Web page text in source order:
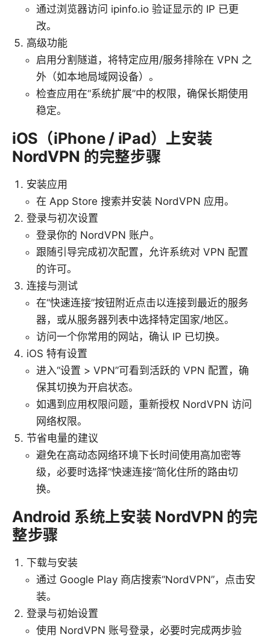
通过浏览器访问 ipinfo.io 验证显示的 IP 已更
改。
高级功能
启用分割隧道，将特定应用/服务排除在 VPN 之
外（如本地局域网设备）。
检查应用在“系统扩展”中的权限，确保长期使用
稳定。
iOS（iPhone / iPad）上安装
NordVPN 的完整步骤
安装应用
在 App Store 搜索并安装 NordVPN 应用。
登录与初次设置
登录你的 NordVPN 账户。
跟随引导完成初次配置，允许系统对 VPN 配置
的许可。
连接与测试
在“快速连接”按钮附近点击以连接到最近的服务
器，或从服务器列表中选择特定国家/地区。
访问一个你常用的网站，确认 IP 已切换。
iOS 特有设置
进入“设置 > VPN”可看到活跃的 VPN 配置，确
保其切换为开启状态。
如遇到应用权限问题，重新授权 NordVPN 访问
网络权限。
节省电量的建议
避免在高动态网络环境下长时间使用高加密等
级，必要时选择“快速连接”简化住所的路由切
换。
Android 系统上安装 NordVPN 的完
整步骤
下载与安装
通过 Google Play 商店搜索“NordVPN”，点击安
装。
登录与初始设置
使用 NordVPN 账号登录，必要时完成两步验